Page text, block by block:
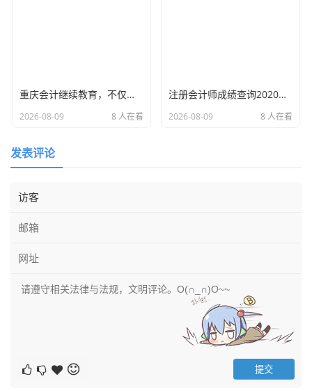
能非常强大，不仅支持
山西省国家税务局发票查询，还
支持个人社保缴纳、个税查询等。
都有“查询服务”入口。
这里我想插入一个生活中的小插曲：
我的一个朋友小刘,刚入行做出纳，有一次老板急匆匆地从外
紧报销走账，老板急着用钱，小刘也慌了神，电脑网页怎么
也打不开。
诉她：“别用电脑了，直接用微信。”我指导她关注了公众
号，输入发票信息，不到5秒钟，结果就出来了：“一致”
重庆会计继续教育，不仅是任务，更是我们财务人的年度体检与充电站
2026-08-09 8 人在看
注册会计师成绩查询2020，回首那年查分夜，一场关于焦虑与希望的博弈
2026-08-09 8 人在看
发表评论